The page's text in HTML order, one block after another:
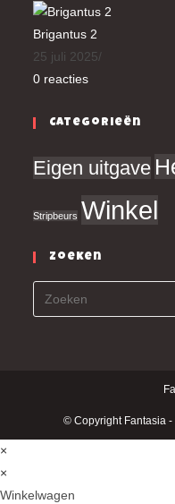
Brigantus 2
25 juli 2025/
0 reacties
Categorieën
Eigen uitgave
Stripbeurs Winkel
Zoeken
© Copyright Fantasia -
×
×
Winkelwagen